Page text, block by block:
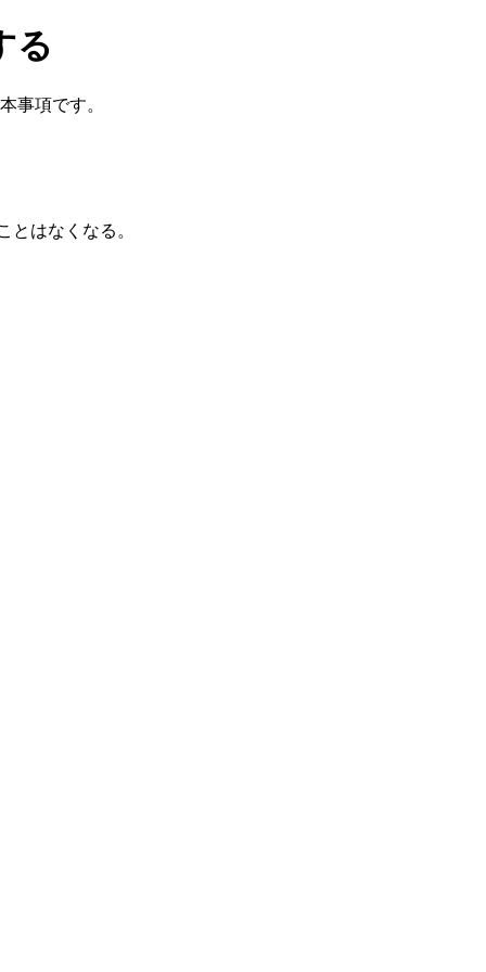
る
事項です。
はなくなる。